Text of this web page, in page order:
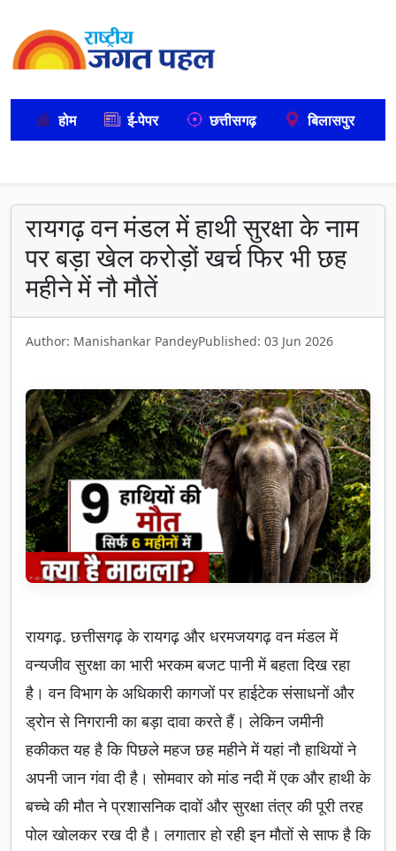
होम ई-पेपर छत्तीसगढ़ बिलासपुर
रायगढ़ वन मंडल में हाथी सुरक्षा के नाम
पर बड़ा खेल करोड़ों खर्च फिर भी छह
महीने में नौ मौतें
Author: Manishankar PandeyPublished: 03 Jun 2026
रायगढ़. छत्तीसगढ़ के रायगढ़ और धरमजयगढ़ वन मंडल में
वन्यजीव सुरक्षा का भारी भरकम बजट पानी में बहता दिख रहा
है। वन विभाग के अधिकारी कागजों पर हाईटेक संसाधनों और
ड्रोन से निगरानी का बड़ा दावा करते हैं। लेकिन जमीनी
हकीकत यह है कि पिछले महज छह महीने में यहां नौ हाथियों ने
अपनी जान गंवा दी है। सोमवार को मांड नदी में एक और हाथी के
बच्चे की मौत ने प्रशासनिक दावों और सुरक्षा तंत्र की पूरी तरह
पोल खोलकर रख दी है। लगातार हो रही इन मौतों से साफ है कि